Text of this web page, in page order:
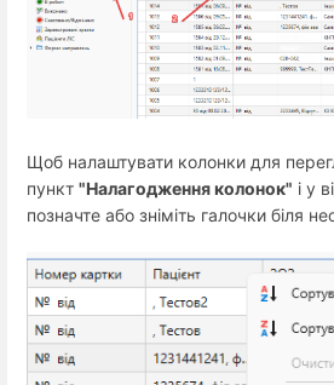
Щоб налаштувати колонки для
пункт "Налагодження колонок" і у
позначте або зніміть галочки біля